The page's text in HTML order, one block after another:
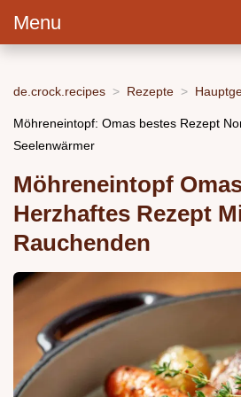
Menu
de.crock.recipes Rezepte
Möhreneintopf: Omas bestes Rezept
Seelenwärmer
Möhreneintopf
Herzhaftes Rezept
Rauchenden